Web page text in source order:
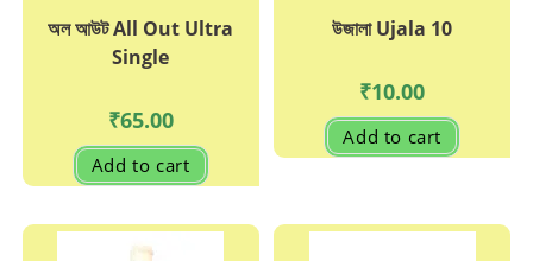
অল আউট All Out Ultra
Single
₹65.00
Add to cart
উজালা Ujala 10
₹10.00
Add to cart